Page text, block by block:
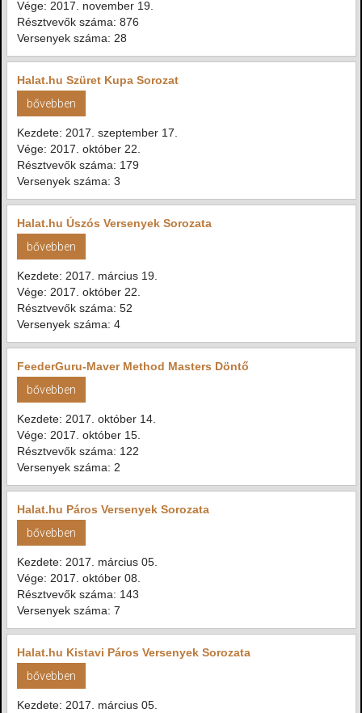
Vége: 2017. november 19.
Résztvevők száma: 876
Versenyek száma: 28
Halat.hu Szüret Kupa Sorozat
bővebben
Kezdete: 2017. szeptember 17.
Vége: 2017. október 22.
Résztvevők száma: 179
Versenyek száma: 3
Halat.hu Úszós Versenyek Sorozata
bővebben
Kezdete: 2017. március 19.
Vége: 2017. október 22.
Résztvevők száma: 52
Versenyek száma: 4
FeederGuru-Maver Method Masters Döntő
bővebben
Kezdete: 2017. október 14.
Vége: 2017. október 15.
Résztvevők száma: 122
Versenyek száma: 2
Halat.hu Páros Versenyek Sorozata
bővebben
Kezdete: 2017. március 05.
Vége: 2017. október 08.
Résztvevők száma: 143
Versenyek száma: 7
Halat.hu Kistavi Páros Versenyek Sorozata
bővebben
Kezdete: 2017. március 05.